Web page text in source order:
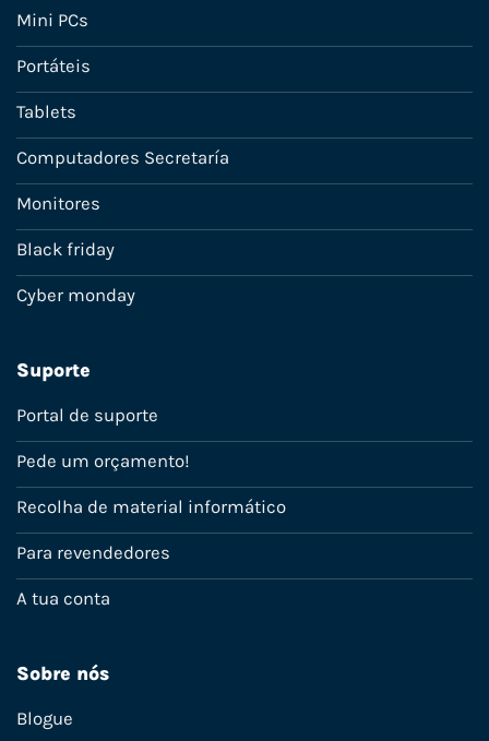
Mini PCs
Portáteis
Tablets
Computadores Secretaría
Monitores
Black friday
Cyber monday
Suporte
Portal de suporte
Pede um orçamento!
Recolha de material informático
Para revendedores
A tua conta
Sobre nós
Blogue